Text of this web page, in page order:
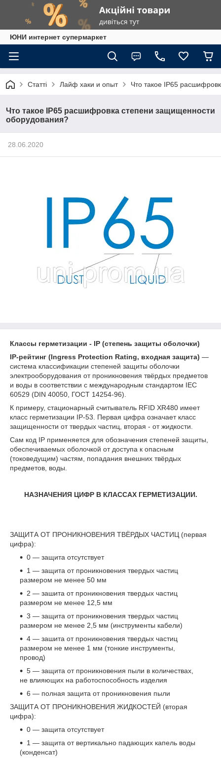
ЮНИ интернет супермаркет
Статті Лайф хаки и опыт Что такое IP65
Что такое IP65 расшифровка степени защищенности
оборудования?
28.06.2020
Классы герметизации - IP (степень защиты оболочки)
IP-рейтинг (Ingress Protection Rating, входная защита) —
система классификации степеней защиты оболочки
электрооборудования от проникновения твёрдых предметов
и воды в соответствии с международным стандартом IEC
60529 (DIN 40050, ГОСТ 14254-96).
К примеру, стационарный считыватель RFID XR480 имеет
класс герметизации IP-53. Первая цифра означает класс
защищенности от твердых частиц, вторая - от жидкости.
Сам код IP применяется для обозначения степеней защиты,
обеспечиваемых оболочкой от доступа к опасным
(токоведущим) частям, попадания внешних твёрдых
предметов, воды.
НАЗНАЧЕНИЯ ЦИФР В КЛАССАХ ГЕРМЕТИЗАЦИИ.
ЗАЩИТА ОТ ПРОНИКНОВЕНИЯ ТВЁРДЫХ ЧАСТИЦ (первая
цифра):
0 — защита отсутствует
1 — защита от проникновения твердых частиц
размером не менее 50 мм
2 — зашита от проникновения твердых частиц
размером не менее 12,5 мм
3 — защита от проникновения твердых частиц
размером не менее 2,5 мм (инструменты кабели)
4 — зашита от проникновения твердых частиц
размером не менее 1 мм (тонкие инструменты,
провод)
5 — защита от проникновения пыли в количествах,
не влияющих на работоспособность изделия
6 — полная защита от проникновения пыли
ЗАЩИТА ОТ ПРОНИКНОВЕНИЯ ЖИДКОСТЕЙ (вторая
цифра):
0 — защита отсутствует
1 — защита от вертикально падающих капель воды
(конденсат)